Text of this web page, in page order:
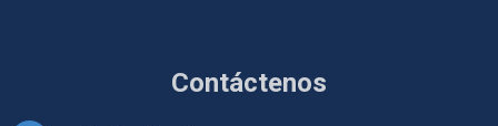
Contáctenos